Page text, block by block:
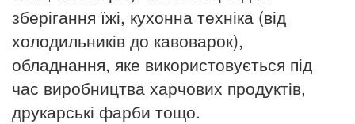
зберігання їжі, кухонна техніка (від
холодильників до кавоварок),
обладнання, яке використовується під
час виробництва харчових продуктів,
друкарські фарби тощо.